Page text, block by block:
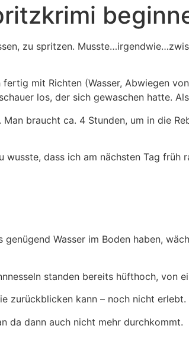
zu spritzen.
mit Richten (Wasser, Abwiegen
los, der sich gewaschen hatte.
braucht ca. 4 Stunden, um in die
dass ich am nächsten Tag früh
Wasser im Boden haben,
standen bereits hüfthoch, von
zurückblicken kann – noch nicht erlebt.
da dann auch nicht mehr durchkommt.